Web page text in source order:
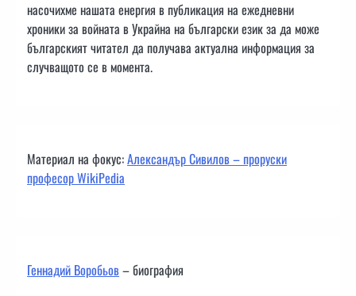
насочихме нашата енергия в публикация на ежедневни
хроники за войната в Украйна на български език за да може
българският читател да получава актуална информация за
случващото се в момента.
Материал на фокус:Александър Сивилов – проруски
професор WikiPedia
Геннадий Воробьов– биография